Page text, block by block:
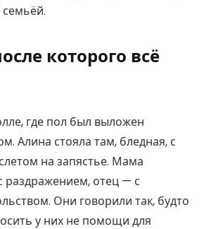
которого всё
где пол был выложен
Алина стояла там, бледная, с
на запястье. Мама
раздражением, отец — с
Они говорили так, будто
у них не помощи для